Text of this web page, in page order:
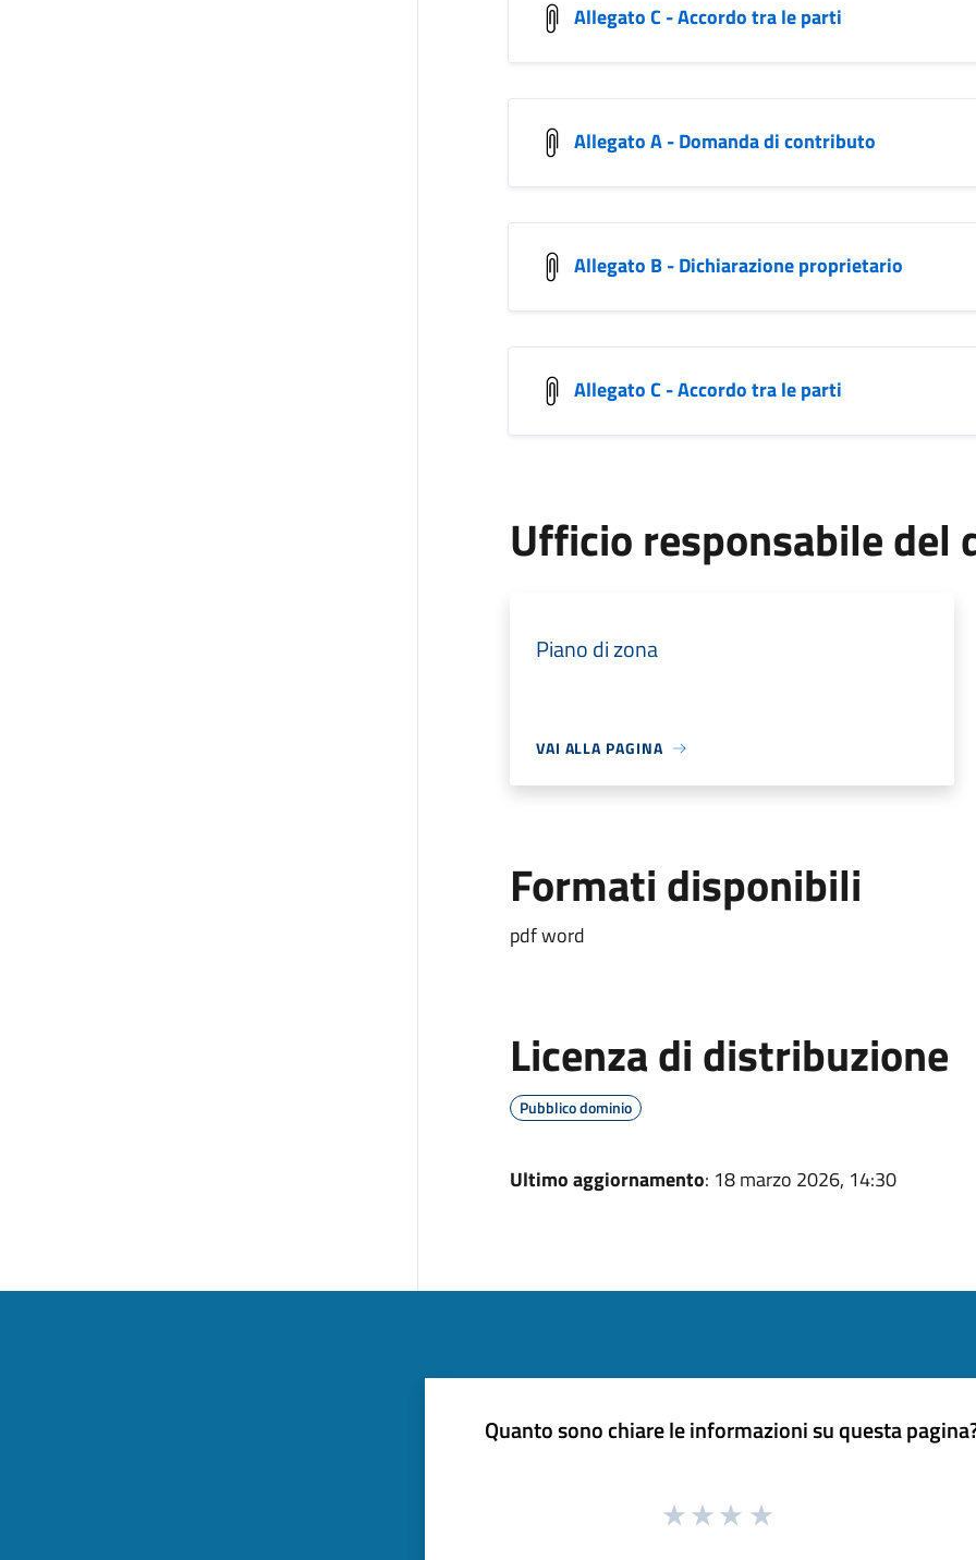
Allegato C - Accordo tra le parti
Allegato A - Domanda di contributo
Allegato B - Dichiarazione proprietario
Allegato C - Accordo tra le parti
Ufficio responsabile del
Piano di zona
VAI ALLA PAGINA
Formati disponibili
pdf word
Licenza di distribuzione
Pubblico dominio
Ultimo aggiornamento: 18 marzo 2026, 14:30
Quanto sono chiare le informazioni su questa